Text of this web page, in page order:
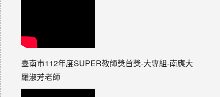
臺南市112年度SUPER教師獎首獎-大專組-南應大
羅淑芳老師